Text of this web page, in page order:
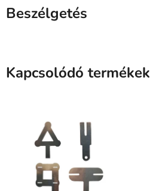
Beszélgetés
Kapcsolódó termékek